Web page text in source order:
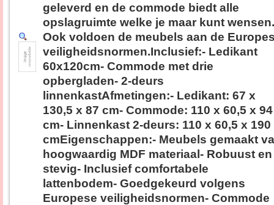
geleverd en de commode biedt alle
opslagruimte welke je maar kunt wensen.
Ook voldoen de meubels aan de
veiligheidsnormen.Inclusief:- Ledikant
60x120cm- Commode met drie
opbergladen- 2-deurs
linnenkastAfmetingen:- Ledikant: 67 x
130,5 x 87 cm- Commode: 110 x 60,5 x 94
cm- Linnenkast 2-deurs: 110 x 60,5 x 190
cmEigenschappen:- Meubels gemaakt
hoogwaardig MDF materiaal- Robuust en
stevig- Inclusief comfortabele
lattenbodem- Goedgekeurd volgens
Europese veiligheidsnormen- Commode